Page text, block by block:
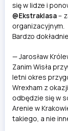
się w lidze i
@Ekstraklasa–
organizacyjnym.
Bardzo
— Jarosław
Zanim Wisła
letni okres
Wrexham z
odbędzie się w
Arenie w
takiego, a nie